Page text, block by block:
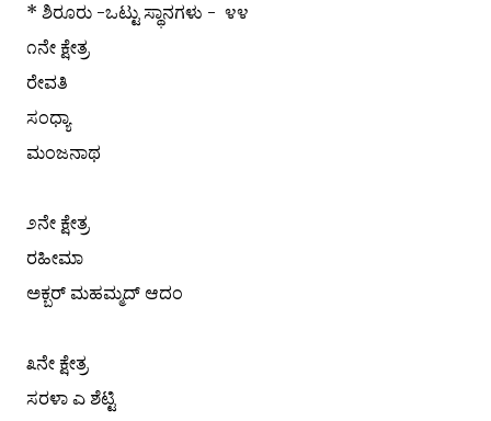
* ಶಿರೂರು -ಒಟ್ಟು ಸ್ಥಾನಗಳು - ೪೪
೧ನೇ ಕ್ಷೇತ್ರ
ರೇವತಿ
ಸಂಧ್ಯಾ
ಮಂಜನಾಥ
೨ನೇ ಕ್ಷೇತ್ರ
ರಹೀಮಾ
ಅಕ್ಬರ್ ಮಹಮ್ಮದ್ ಆದಂ
೩ನೇ ಕ್ಷೇತ್ರ
ಸರಳಾ ಎ ಶೆಟ್ಟಿ